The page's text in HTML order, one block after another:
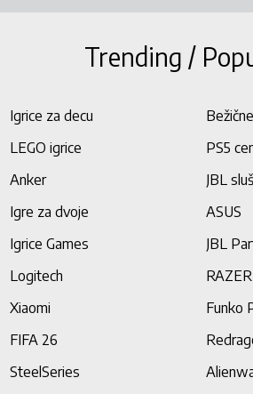
Trending /
Igrice za decu
LEGO igrice
PS5
Anker
JBL
Igre za dvoje
ASUS
Igrice Games
JBL
Logitech
RAZER
Xiaomi
Funko
FIFA 26
SteelSeries